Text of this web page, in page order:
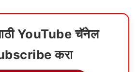
YouTube चॅनेल
करा